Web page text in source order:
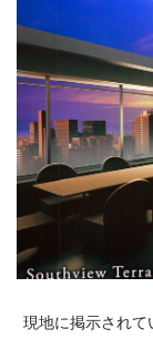
現地に掲示されて